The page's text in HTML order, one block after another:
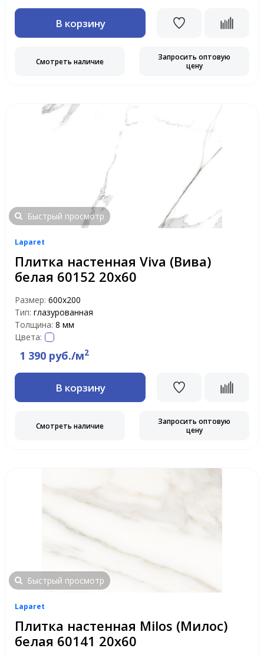
В корзину
Смотреть наличие
Запросить оптовую
цену
Быстрый просмотр
Laparet
Плитка настенная Viva (Вива)
белая 60152 20х60
Размер: 600х200
Тип: глазурованная
Толщина: 8 мм
Цвета:
1 390 руб./м2
В корзину
Смотреть наличие
Запросить оптовую
цену
Быстрый просмотр
Laparet
Плитка настенная Milos (Милос)
белая 60141 20х60